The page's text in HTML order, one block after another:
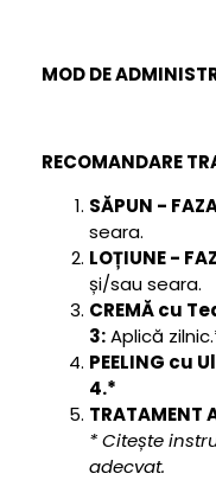
MOD DE
RECOMANDARE
SĂPUN -
seara.
LOȚIUNE -
și/sau seara.
CREMĂ cu
3:Aplică
PEELING cu
4.*
TRATAMENT
* Citește
adecvat.